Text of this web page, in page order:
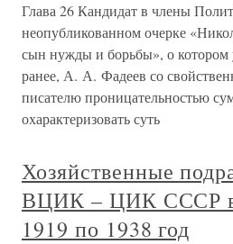
Глава 26 Кандидат в члены
неопубликованном очерке
сын нужды и борьбы», о котором
ранее, А. А. Фадеев со
писателю проницательностью
охарактеризовать суть
Хозяйственные
ВЦИК – ЦИК СССР в
1919 по 1938 год